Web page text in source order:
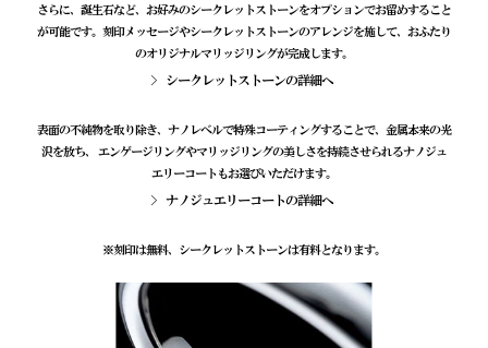
さらに、誕生石など、お好みのシークレットストーンをオプションでお留めすること
が可能です。刻印メッセージやシークレットストーンのアレンジを施して、おふたり
のオリジナルマリッジリングが完成します。
シークレットストーンの詳細へ
表面の不純物を取り除き、ナノレベルで特殊コーティングすることで、金属本来の光
沢を放ち、 エンゲージリングやマリッジリングの美しさを持続させられるナノジュ
エリーコートもお選びいただけます。
ナノジュエリーコートの詳細へ
※刻印は無料、シークレットストーンは有料となります。